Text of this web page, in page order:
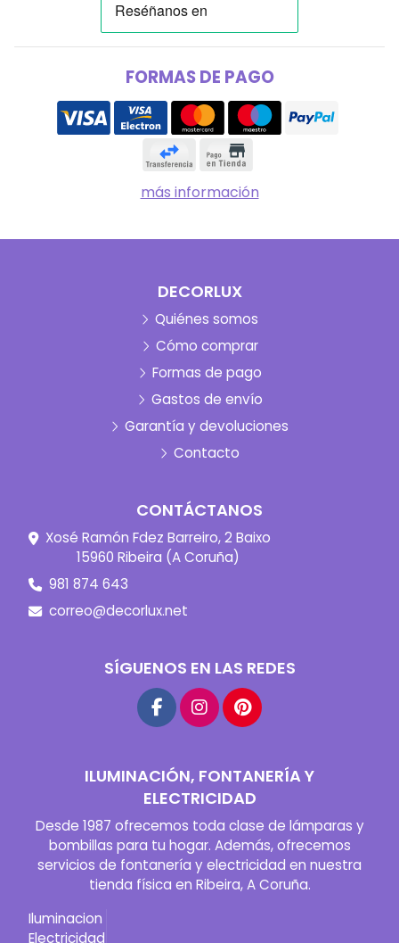
FORMAS DE PAGO
más información
DECORLUX
Quiénes somos
Cómo comprar
Formas de pago
Gastos de envío
Garantía y devoluciones
Contacto
CONTÁCTANOS
Xosé Ramón Fdez Barreiro, 2 Baixo
15960 Ribeira (A Coruña)
981 874 643
correo@decorlux.net
SÍGUENOS EN LAS REDES
ILUMINACIÓN, FONTANERÍA Y
ELECTRICIDAD
Desde 1987 ofrecemos toda clase de lámparas y
bombillas para tu hogar. Además, ofrecemos
servicios de fontanería y electricidad en nuestra
tienda física en Ribeira, A Coruña.
Iluminacion
Electricidad